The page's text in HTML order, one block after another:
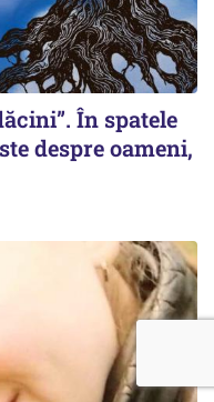
În spatele
despre oameni,